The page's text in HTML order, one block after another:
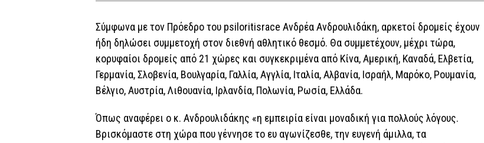
Σύμφωνα με τον Πρόεδρο του psiloritisrace Ανδρέα Ανδρουλιδάκη, αρκετοί δρομείς έχουν
ήδη δηλώσει συμμετοχή στον διεθνή αθλητικό θεσμό. Θα συμμετέχουν, μέχρι τώρα,
κορυφαίοι δρομείς από 21 χώρες και συγκεκριμένα από Κίνα, Αμερική, Καναδά, Ελβετία,
Γερμανία, Σλοβενία, Βουλγαρία, Γαλλία, Αγγλία, Ιταλία, Αλβανία, Ισραήλ, Μαρόκο, Ρουμανία,
Βέλγιο, Αυστρία, Λιθουανία, Ιρλανδία, Πολωνία, Ρωσία, Ελλάδα.
Όπως αναφέρει ο κ. Ανδρουλιδάκης «η εμπειρία είναι μοναδική για πολλούς λόγους.
Βρισκόμαστε στη χώρα που γέννησε το ευ αγωνίζεσθε, την ευγενή άμιλλα, τα